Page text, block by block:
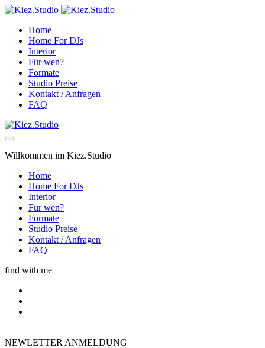
Home
Home For DJs
Interior
Für wen?
Formate
Studio Preise
Kontakt / Anfragen
FAQ
Willkommen im Kiez.Studio
Home
Home For DJs
Interior
Für wen?
Formate
Studio Preise
Kontakt / Anfragen
FAQ
find with me
NEWLETTER ANMELDUNG